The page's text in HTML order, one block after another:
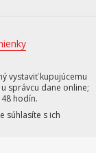
vystaviť kupujúcemu
správcu dane online;
hodín.
súhlasíte s ich